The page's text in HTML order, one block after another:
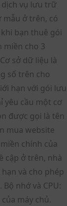
vụ lưu trữ
ở trên, có
bạn thuê gói
miền cho 3
sở dữ liệu là
số trên cho
hạn với gói lưu
yêu cầu một cơ
được gọi là tên
mua website
chính của
cập ở trên, nhà
và cho phép
nhớ và CPU:
máy chủ.